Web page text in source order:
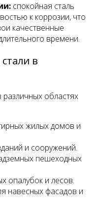
спокойная сталь
к коррозии, что
качественные
времени.
в
различных областях
жилых домов и
и сооружений.
пешеходных
опалубок и лесов.
навесных фасадов и